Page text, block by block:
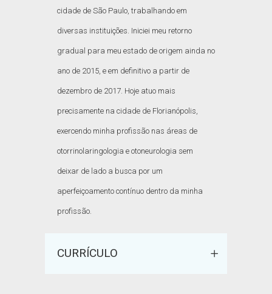
cidade de São Paulo, trabalhando em
diversas instituições. Iniciei meu retorno
gradual para meu estado de origem ainda no
ano de 2015, e em definitivo a partir de
dezembro de 2017. Hoje atuo mais
precisamente na cidade de Florianópolis,
exercendo minha profissão nas áreas de
otorrinolaringologia e otoneurologia sem
deixar de lado a busca por um
aperfeiçoamento contínuo dentro da minha
profissão.
CURRÍCULO